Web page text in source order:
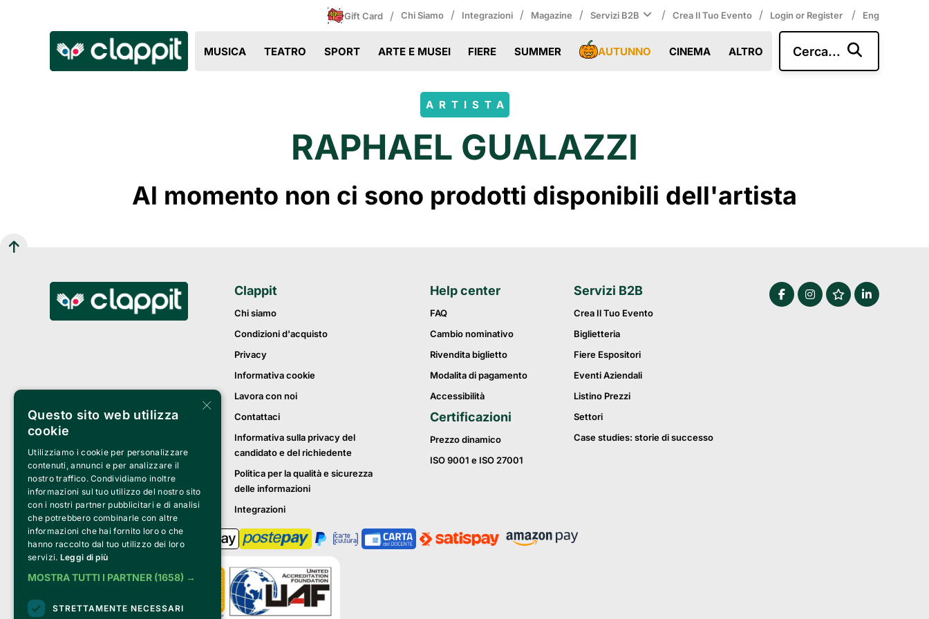
Gift Card / Chi Siamo / Integrazioni / Magazine / Servizi B2B / Crea Il Tuo Evento / Login or Register / Eng
MUSICA TEATRO SPORT ARTE E MUSEI FIERE SUMMER AUTUNNO CINEMA ALTRO Cerca...
ARTISTA
RAPHAEL GUALAZZI
Al momento non ci sono prodotti disponibili dell'artista
Clappit
Chi siamo
Condizioni d'acquisto
Privacy
Informativa cookie
Lavora con noi
Contattaci
Informativa sulla privacy del
candidato e del richiedente
Politica per la qualità e sicurezza
delle informazioni
Integrazioni
Help center
FAQ
Cambio nominativo
Rivendita biglietto
Modalita di pagamento
Accessibilità
Certificazioni
Prezzo dinamico
ISO 9001 e ISO 27001
Servizi B2B
Crea Il Tuo Evento
Biglietteria
Fiere Espositori
Eventi Aziendali
Listino Prezzi
Settori
Case studies: storie di successo
×
Questo sito web utilizza
cookie
Utilizziamo i cookie per personalizzare
contenuti, annunci e per analizzare il
nostro traffico. Condividiamo inoltre
informazioni sul tuo utilizzo del nostro sito
con i nostri partner pubblicitari e di analisi
che potrebbero combinarle con altre
informazioni che hai fornito loro o che
hanno raccolto dal tuo utilizzo dei loro
servizi. Leggi di più
MOSTRA TUTTI I PARTNER (1658) →
STRETTAMENTE NECESSARI